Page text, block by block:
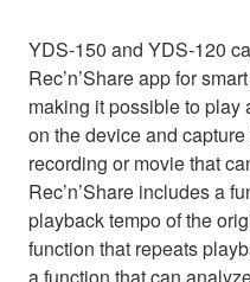
YDS-150 and YDS-120
Rec’n’Share app for
making it possible to play
on the device and
recording or movie that
Rec’n’Share includes a
playback tempo of the
function that repeats